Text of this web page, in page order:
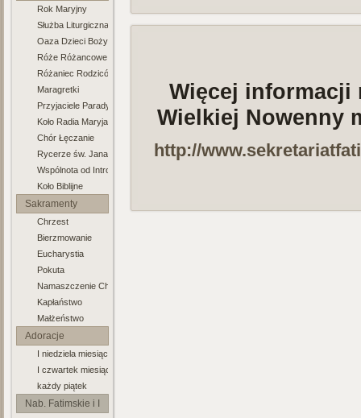
Rok Maryjny
Służba Liturgiczna Ołtarza
Oaza Dzieci Bożych
Róże Różancowe
Różaniec Rodziców
Maragretki
Przyjaciele Paradyża
Koło Radia Maryja
Chór Łęczanie
Rycerze św. Jana Pawła II
Wspólnota od Intronizacji NSPJ
Koło Biblijne
Sakramenty
Chrzest
Bierzmowanie
Eucharystia
Pokuta
Namaszczenie Chorych
Kapłaństwo
Małżeństwo
Adoracje
I niedziela miesiąca
I czwartek miesiąca
każdy piątek
Nab. Fatimskie i I
Więcej informacji
Wielkiej Nowenny
http://